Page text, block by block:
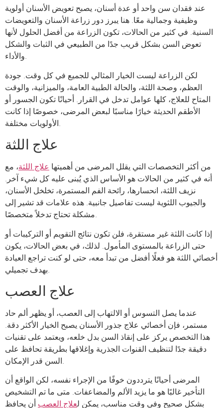
عند فقدان سن واحد أو عدة أسنان، يصبح تعويض الأسنان أولوية
وظيفية وجمالية معًا. هنا يبرز دور زراعة الأسنان والتعويضات
السنية. في كثير من الحالات، تكون الزراعة من أفضل الحلول لأنها
تعوض السن بشكل قريب جدًا من الطبيعي في الثبات والشكل
والأداء.
لكن الزراعة ليست الخيار المثالي للجميع في كل وقت. جودة
العظم، وصحة اللثة، والحالة الطبية العامة، والميزانية، والوقت
المتاح للعلاج، كلها عوامل تدخل في القرار. أحيانًا تكون الجسور أو
الأطقم الحديثة خيارًا مناسبًا لبعض المرضى، خصوصًا إذا كانت
الأولويات مختلفة.
علاج اللثة
من أكثر التخصصات التي يقلل المرضى من أهميتهاعلاج اللثة، مع
أنه في كثير من الحالات هو الأساس الذي يُبنى عليه كل شيء آخر.
نزيف اللثة، انحسارها، رائحة الفم المستمرة، تخلخل الأسنان،
والجيوب اللثوية ليست تفاصيل جانبية. هذه علامات قد تشير إلى
مشكلة تحتاج تدخلاً متخصصًا.
إذا كانت اللثة غير مستقرة، فلن تكون نتائج التقويم أو التركيبات أو
حتى الزراعة بالمستوى المأمول. لذلك، في بعض الحالات، يكون
أخصائي اللثة هو فعلًا أفضل من تبدأ معه، حتى لو كنت تراجع العيادة
بهدف تجميلي.
علاج العصب
عندما يصل التسوس أو الالتهاب إلى العصب، أو يظهر ألم حاد
مستمر، فإن أخصائي علاج جذور الأسنان يصبح الخيار الأكثر دقة.
هذا التخصص يركز على إنقاذ السن بدل خلعه، ويعتمد على تقنيات
دقيقة جدًا لتنظيف القنوات الجذرية وإغلاقها بطريقة تحافظ على
السن قدر الإمكان.
المرضى أحيانًا يترددون خوفًا من الإجراء نفسه، لكن الواقع أن
التأخير غالبًا هو ما يزيد الألم والمضاعفات. متى ما تم التشخيص
بشكل صحيح وفي وقت مناسب، يمكن لعلاج العصبأن يحافظ